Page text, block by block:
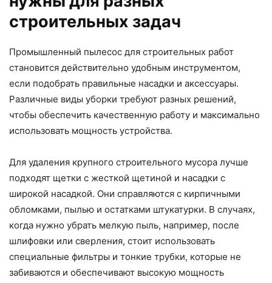
строительных задач
Промышленный пылесос для строительных работ
становится действительно удобным инструментом,
если подобрать правильные насадки и аксессуары.
Различные виды уборки требуют разных решений,
чтобы обеспечить качественную работу и максимально
использовать мощность устройства.
Для удаления крупного строительного мусора лучше
подходят щетки с жесткой щетиной и насадки с
широкой насадкой. Они справляются с кирпичными
обломками, пылью и остатками штукатурки. В случаях,
когда нужно убрать мелкую пыль, например, после
шлифовки или сверления, стоит использовать
специальные фильтры и тонкие трубки, которые не
забиваются и обеспечивают высокую мощность